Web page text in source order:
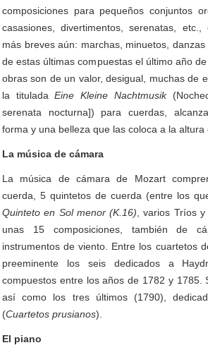
composiciones para pequeños conjuntos
casasiones, divertimentos, serenatas,
más breves aún: marchas, minuetos,
de estas últimas compuestas el último año
obras son de un valor, desigual, muchas de
la tituladaEine Kleine Nachtmusik
serenata nocturna]) para cuerdas,
forma y una belleza que las coloca a la
La música de cámara
La música de cámara de Mozart
cuerda, 5 quintetos de cuerda (entre los
Quinteto en Sol menor (K.16)
varios Tríos
unas 15 composiciones, también de
instrumentos de viento. Entre los cuartetos
preeminente los seis dedicados a
compuestos entre los años de 1782 y 1785.
así como los tres últimos (1790),
(Cuartetos prusianos).
El piano